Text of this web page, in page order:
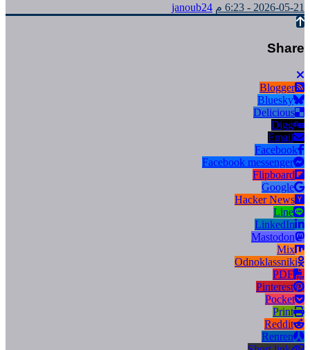
2026-05-21 - 6:23 م janoub24
Share
Blogger
Bluesky
Delicious
Digg
Email
Facebook
Facebook messenger
Flipboard
Google
Hacker News
Line
LinkedIn
Mastodon
Mix
Odnoklassniki
PDF
Pinterest
Pocket
Print
Reddit
Renren